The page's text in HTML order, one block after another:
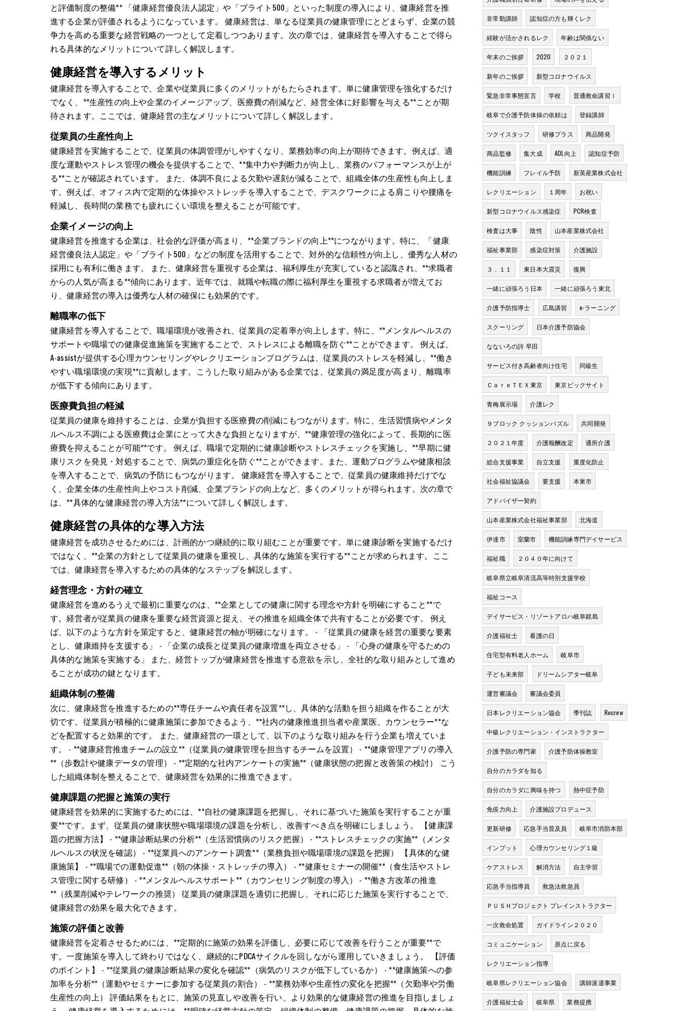
と評価制度の整備** 「健康経営優良法人認定」や「ブライト500」といった制度の導入により、健康経営を推
進する企業が評価されるようになっています。 健康経営は、単なる従業員の健康管理にとどまらず、企業の競
争力を高める重要な経営戦略の一つとして定着しつつあります。次の章では、健康経営を導入することで得ら
れる具体的なメリットについて詳しく解説します。
健康経営を導入するメリット
健康経営を導入することで、企業や従業員に多くのメリットがもたらされます。単に健康管理を強化するだけ
でなく、**生産性の向上や企業のイメージアップ、医療費の削減など、経営全体に好影響を与える**ことが期
待されます。ここでは、健康経営の主なメリットについて詳しく解説します。
従業員の生産性向上
健康経営を実施することで、従業員の体調管理がしやすくなり、業務効率の向上が期待できます。例えば、適
度な運動やストレス管理の機会を提供することで、**集中力や判断力が向上し、業務のパフォーマンスが上が
る**ことが確認されています。 また、体調不良による欠勤や遅刻が減ることで、組織全体の生産性も向上しま
す。例えば、オフィス内で定期的な体操やストレッチを導入することで、デスクワークによる肩こりや腰痛を
軽減し、長時間の業務でも疲れにくい環境を整えることが可能です。
企業イメージの向上
健康経営を推進する企業は、社会的な評価が高まり、**企業ブランドの向上**につながります。特に、「健康
経営優良法人認定」や「ブライト500」などの制度を活用することで、対外的な信頼性が向上し、優秀な人材の
採用にも有利に働きます。 また、健康経営を重視する企業は、福利厚生が充実していると認識され、**求職者
からの人気が高まる**傾向にあります。近年では、就職や転職の際に福利厚生を重視する求職者が増えてお
り、健康経営の導入は優秀な人材の確保にも効果的です。
離職率の低下
健康経営を導入することで、職場環境が改善され、従業員の定着率が向上します。特に、**メンタルヘルスの
サポートや職場での健康促進施策を実施することで、ストレスによる離職を防ぐ**ことができます。 例えば、
A-assistが提供する心理カウンセリングやレクリエーションプログラムは、従業員のストレスを軽減し、**働き
やすい職場環境の実現**に貢献します。こうした取り組みがある企業では、従業員の満足度が高まり、離職率
が低下する傾向にあります。
医療費負担の軽減
従業員の健康を維持することは、企業が負担する医療費の削減にもつながります。特に、生活習慣病やメンタ
ルヘルス不調による医療費は企業にとって大きな負担となりますが、**健康管理の強化によって、長期的に医
療費を抑えることが可能**です。 例えば、職場で定期的に健康診断やストレスチェックを実施し、**早期に健
康リスクを発見・対処することで、病気の重症化を防ぐ**ことができます。また、運動プログラムや健康相談
を導入することで、病気の予防にもつながります。 健康経営を導入することで、従業員の健康維持だけでな
く、企業全体の生産性向上やコスト削減、企業ブランドの向上など、多くのメリットが得られます。次の章で
は、**具体的な健康経営の導入方法**について詳しく解説します。
健康経営の具体的な導入方法
健康経営を成功させるためには、計画的かつ継続的に取り組むことが重要です。単に健康診断を実施するだけ
ではなく、**企業の方針として従業員の健康を重視し、具体的な施策を実行する**ことが求められます。ここ
では、健康経営を導入するための具体的なステップを解説します。
経営理念・方針の確立
健康経営を進めるうえで最初に重要なのは、**企業としての健康に関する理念や方針を明確にすること**で
す。経営者が従業員の健康を重要な経営資源と捉え、その推進を組織全体で共有することが必要です。 例え
ば、以下のような方針を策定すると、健康経営の軸が明確になります。 - 「従業員の健康を経営の重要な要素
とし、健康維持を支援する」 - 「企業の成長と従業員の健康増進を両立させる」 - 「心身の健康を守るための
具体的な施策を実施する」 また、経営トップが健康経営を推進する意欲を示し、全社的な取り組みとして進め
ることが成功の鍵となります。
組織体制の整備
次に、健康経営を推進するための**専任チームや責任者を設置**し、具体的な活動を担う組織を作ることが大
切です。従業員が積極的に健康施策に参加できるよう、**社内の健康推進担当者や産業医、カウンセラー**な
どを配置すると効果的です。 また、健康経営の一環として、以下のような取り組みを行う企業も増えていま
す。 - **健康経営推進チームの設立**（従業員の健康管理を担当するチームを設置） - **健康管理アプリの導入
**（歩数計や健康データの管理） - **定期的な社内アンケートの実施**（健康状態の把握と改善策の検討） こう
した組織体制を整えることで、健康経営を効果的に推進できます。
健康課題の把握と施策の実行
健康経営を効果的に実施するためには、**自社の健康課題を把握し、それに基づいた施策を実行することが重
要**です。まず、従業員の健康状態や職場環境の課題を分析し、改善すべき点を明確にしましょう。 【健康課
題の把握方法】 - **健康診断結果の分析**（生活習慣病のリスク把握） - **ストレスチェックの実施**（メンタ
ルヘルスの状況を確認） - **従業員へのアンケート調査**（業務負担や職場環境の課題を把握） 【具体的な健
康施策】 - **職場での運動促進**（朝の体操・ストレッチの導入） - **健康セミナーの開催**（食生活やストレ
ス管理に関する研修） - **メンタルヘルスサポート**（カウンセリング制度の導入） - **働き方改革の推進
**（残業削減やテレワークの推奨） 従業員の健康課題を適切に把握し、それに応じた施策を実行することで、
健康経営の効果を最大化できます。
施策の評価と改善
健康経営を定着させるためには、**定期的に施策の効果を評価し、必要に応じて改善を行うことが重要**で
す。一度施策を導入して終わりではなく、継続的にPDCAサイクルを回しながら運用していきましょう。 【評価
のポイント】 - **従業員の健康診断結果の変化を確認**（病気のリスクが低下しているか） - **健康施策への参
加率を分析**（運動やセミナーに参加する従業員の割合） - **業務効率や生産性の変化を把握**（欠勤率や労働
生産性の向上） 評価結果をもとに、施策の見直しや改善を行い、より効果的な健康経営の推進を目指しましょ
非常勤講師 認知症の方も輝くレク
経験が活かされるレク 年齢は関係ない
年末のご挨拶 2020 ２０２１
新年のご挨拶 新型コロナウイルス
緊急非常事態宣言 学校 普通救命講習Ⅰ
岐阜で介護予防体操の依頼は 登録講師
ツクイスタッフ 研修プラス 商品開発
商品監修 集大成 ADL向上 認知症予防
機能訓練 フレイル予防 新英産業株式会社
レクリエーション １周年 お祝い
新型コロナウイルス感染症 PCR検査
検査は大事 陰性 山本産業株式会社
福祉事業部 感染症対策 介護施設
３．１１ 東日本大震災 復興
一緒に頑張ろう日本 一緒に頑張ろう東北
介護予防指導士 広島講習 e-ラーニング
スクーリング 日本介護予防協会
なないろの詩 早田
サービス付き高齢者向け住宅 同級生
ＣａｒｅＴＥＸ東京 東京ビックサイト
青梅展示場 介護レク
９ブロック クッションパズル 共同開発
２０２１年度 介護報酬改定 通所介護
総合支援事業 自立支援 重度化防止
社会福祉協議会 要支援 本巣市
アドバイザー契約
山本産業株式会社福祉事業部 北海道
伊達市 室蘭市 機能訓練専門デイサービス
福祉職 ２０４０年に向けて
岐阜県立岐阜清流高等特別支援学校
福祉コース
デイサービス・リゾートアロハ岐阜鏡島
介護福祉士 看護の日
住宅型有料老人ホーム 岐阜市
子ども未来部 ドリームシアター岐阜
運営審議会 審議会委員
日本レクリエーション協会 季刊誌 Recrew
中級レクリエーション・インストラクター
介護予防の専門家 介護予防体操教室
自分のカラダを知る
自分のカラダに興味を持つ 熱中症予防
免疫力向上 介護施設プロデュース
更新研修 応急手当普及員 岐阜市消防本部
インプット 心理カウンセリング１級
ケアストレス 解消方法 自主学習
応急手当指導員 救急法救急員
ＰＵＳＨプロジェクト プレインストラクター
一次救命処置 ガイドライン２０２０
コミュニケーション 原点に戻る
レクリエーション指導
岐阜県レクリエーション協会 講師派遣事業
介護福祉士会 岐阜県 業務提携